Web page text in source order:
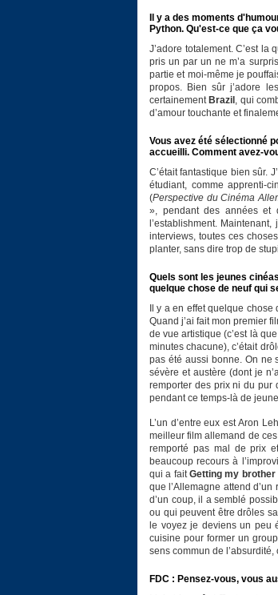
Il y a des moments
Python. Qu'est-ce que ça
J’adore totalement. C’est la
pris un par un ne m’a
partie et moi-même je
propos. Bien sûr j’adore
certainement Brazil , qui
d’amour touchante et
Vous avez été sélectionné
accueilli. Comment avez-
C’était fantastique bien sûr.
étudiant, comme apprenti-
(Perspective du Cinéma
», pendant des années et
l’establishment.
interviews, toutes ces
planter, sans dire trop de
Quels sont les jeunes
quelque chose de neuf qui
Il y a en effet quelque
Quand j’ai fait mon premier
de vue artistique (c’est là
minutes chacune), c’était
pas été aussi bonne. On ne
sévère et austère (dont je
remporter des prix ni du pur
pendant ce temps-là de
L’un d’entre eux est Aron
meilleur film allemand de
remporté pas mal de prix
beaucoup recours à
qui a faitGetting my brother
que l’Allemagne attend
d’un coup, il a semblé
ou qui peuvent être drôles
le voyez je deviens un peu
cuisine pour former un
sens commun de
FDC : Pensez-vous, vous